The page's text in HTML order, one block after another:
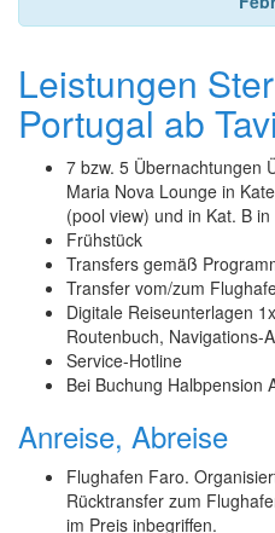
Leistungen
Portugal ab
7 bzw. 5 Übernachtungen
Maria Nova Lounge in
(pool view) und in Kat. B
Frühstück
Transfers gemäß
Transfer vom/zum
Digitale Reiseunterlagen
Routenbuch, Navigations-
Service-Hotline
Bei Buchung Halbpension
Anreise, Abreise
Flughafen Faro.
Rücktransfer zum
im Preis inbegriffen.